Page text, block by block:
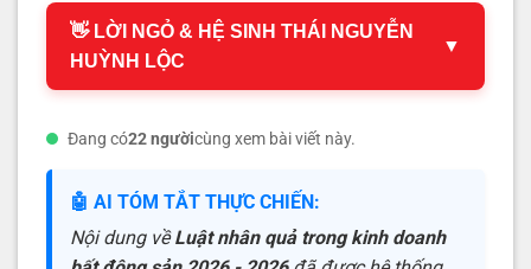
👋 LỜI NGỎ & HỆ SINH THÁI NGUYỄN
HUỲNH LỘC
▼
Đang có22 ngườicùng xem bài viết này.
🤖 AI TÓM TẮT THỰC CHIẾN:
Nội dung vềLuật nhân quả trong kinh doanh